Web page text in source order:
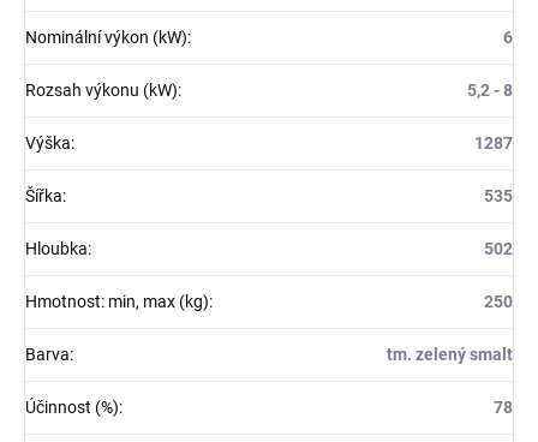
Nominální výkon (kW): 6
Rozsah výkonu (kW): 5,2 - 8
Výška: 1287
Šířka: 535
Hloubka: 502
Hmotnost: min, max (kg): 250
Barva: tm. zelený smalt
Účinnost (%): 78